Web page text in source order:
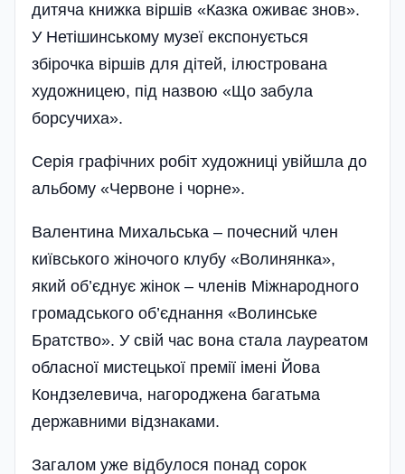
дитяча книжка віршів «Казка оживає знов».
У Нетішинсько­му музеї експонується
збірочка віршів для дітей, ілюстрована
художницею, під назвою «Що забула
борсучиха».
Серія графічних робіт художниці увійшла до
альбому «Червоне і чорне».
Валентина Михальська – почесний член
київського жіночого клубу «Волинянка»,
який об’єднує жінок – членів Міжнародного
громадського об’єднання «Волинське
Братство». У свій час вона стала лауреатом
обласної мистецької премії імені Йова
Кондзелевича, нагороджена багатьма
державними відзнаками.
Загалом уже відбулося понад сорок